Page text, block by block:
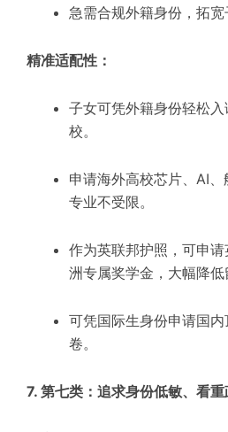
急需合规外籍身份，拓宽
精准适配性：
子女可凭外籍身份轻松
校。
申请海外高校芯片、AI
专业不受限。
作为英联邦护照，可申
洲专属奖学金，大幅降低
可凭国际生身份申请国
卷。
7. 第七类：追求身份低敏、看